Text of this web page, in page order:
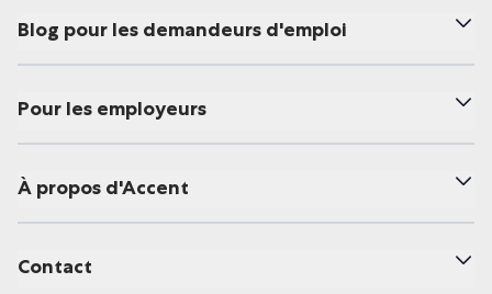
Blog pour les demandeurs d'emploi
Pour les employeurs
À propos d'Accent
Contact